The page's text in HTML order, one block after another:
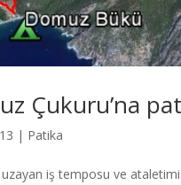
Çukuru’na
| Patika
iş temposu ve